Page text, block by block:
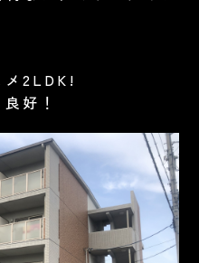
メ2LDK!
好！